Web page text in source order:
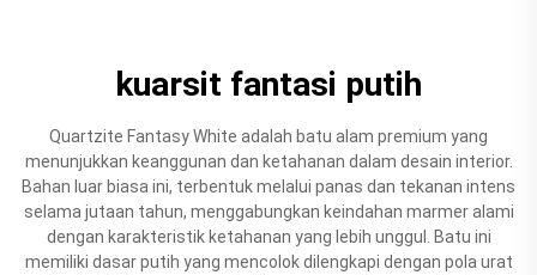
kuarsit fantasi putih
Quartzite Fantasy White adalah batu alam premium yang
menunjukkan keanggunan dan ketahanan dalam desain interior.
Bahan luar biasa ini, terbentuk melalui panas dan tekanan intens
selama jutaan tahun, menggabungkan keindahan marmer alami
dengan karakteristik ketahanan yang lebih unggul. Batu ini
memiliki dasar putih yang mencolok dilengkapi dengan pola urat